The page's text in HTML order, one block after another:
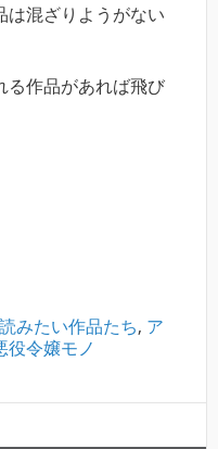
は混ざりようがない
る作品があれば飛び
みたい作品たち, ア
役令嬢モノ